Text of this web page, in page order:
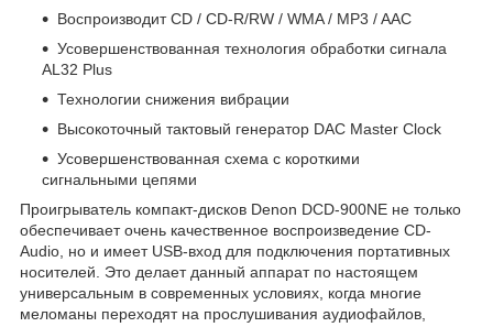
Воспроизводит CD / CD-R/RW / WMA / MP3 / AAC
Усовершенствованная технология обработки сигнала
AL32 Plus
Технологии снижения вибрации
Высокоточный тактовый генератор DAC Master Clock
Усовершенствованная схема с короткими
сигнальными цепями
Проигрыватель компакт-дисков Denon DCD-900NE не только
обеспечивает очень качественное воспроизведение CD-
Audio, но и имеет USB-вход для подключения портативных
носителей. Это делает данный аппарат по настоящем
универсальным в современных условиях, когда многие
меломаны переходят на прослушивания аудиофайлов,